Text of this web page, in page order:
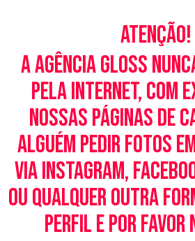
Atenção!
A Agência Gloss
pela Internet, com
nossas páginas de
alguém pedir fotos
via Instagram,
ou qualquer outra
perfil e por favor